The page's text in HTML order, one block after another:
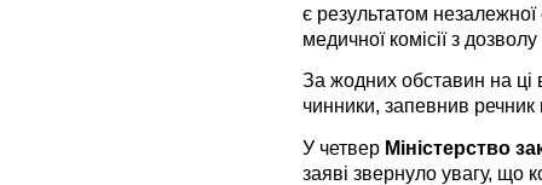
є результатом незалежної
медичної комісії з
За жодних обставин на ці
чинники, запевнив
У четвер Міністерство
заяві звернуло увагу, що